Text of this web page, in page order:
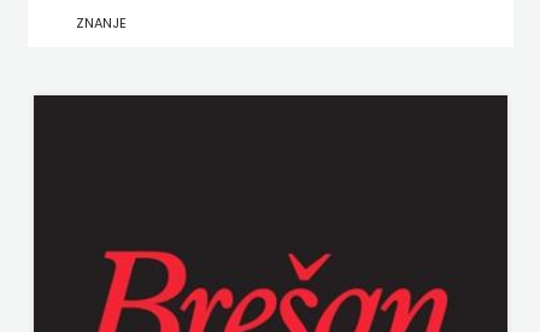
Naklada
NAKLADA
ZNANJE